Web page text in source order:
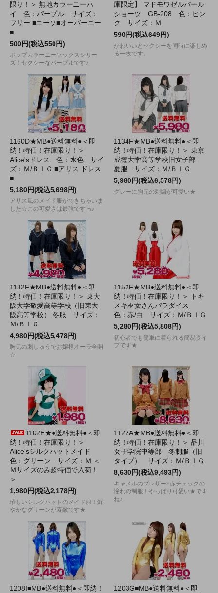
限り！＞ 無地カラーニーハ
イ 色：パープル サイズ：
フリー ■ニーソ■オーバーニー
■
500円(税込550円)
ポップカラーニーソックスシリー
ズ！セクシーなパープルです♪
庫限定】 マドモワゼルパール
ショーツ GB-208 色：ピン
ク サイズ：Ｍ
590円(税込649円)
かわいいとセクシーを同時に楽しめ
る一枚です。
1160D★MB●送料無料●＜即
納！特価！在庫限り！＞
Alice'sドレス 色：水色 サイ
ズ：Ｍ/ＢＩＧ ■アリス ドレス
■
5,180円(税込5,698円)
アリス風のメイド服ができちゃいま
した☆この可愛さは最強ですっ♪
1134F★MB●送料無料●＜即
納！特価！在庫限り！＞ 東京
成徳大学高等学校旧女子部
夏服 サイズ：Ｍ/ＢＩＧ
5,980円(税込6,578円)
グレーに胸元の刺繍が可愛い★
1132F★MB●送料無料●＜即
納！特価！在庫限り！＞ 東大
阪大学敬愛高等学校（旧東大
阪高等学校） 冬服 サイズ：
Ｍ/ＢＩＧ
4,980円(税込5,478円)
胸元の刺しゅうでお嬢様オーラ全開
☆
1152F★MB●送料無料●＜即
納！特価！在庫限り！＞ トキ
メキ巫女さんパラダイス
色：赤/白 サイズ：Ｍ/ＢＩＧ
5,280円(税込5,808円)
初心者でも簡単に着られる簡易タイ
プです★
1102E★●送料無料●＜即
納！特価！在庫限り！＞
Alice'sシルクハットメイド
色：グリーン サイズ：Ｍ ＜
Ｍサイズのみ超特価で入荷！
＞
1,980円(税込2,178円)
珍しいシルクハットのメイド服！鮮
やかなグリーンが素敵です★
1122A★MB●送料無料●＜即
納！特価！在庫限り！＞ 品川
女子学院中等部 冬制服（旧
タイプ） サイズ：Ｍ/ＢＩＧ
8,630円(税込9,493円)
キャメルのブレザー×赤チェックの
憧れの制服！やっぱり可愛い★です
ね♪
1208I■MB●送料無料●＜即納！
1203G■MB●送料無料●＜即